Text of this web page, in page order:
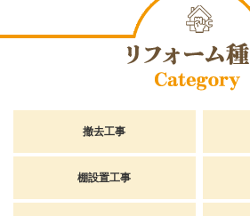
撤去工事
棚設置工事